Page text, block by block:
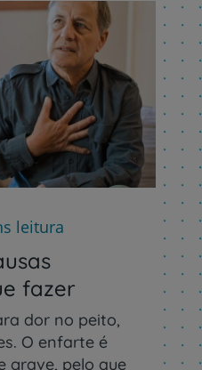
leitura
fazer
dor no peito,
O enfarte é
grave, pelo que